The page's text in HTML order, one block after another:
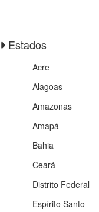
Estados
Acre
Alagoas
Amazonas
Amapá
Bahia
Ceará
Distrito Federal
Espírito Santo